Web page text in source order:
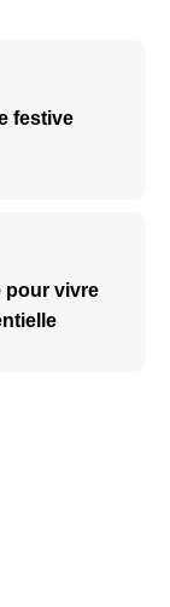
festive
pour vivre